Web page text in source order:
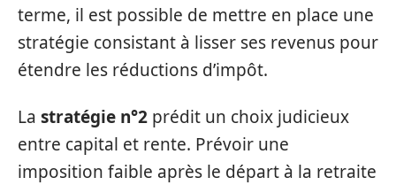
terme, il est possible de mettre en place une
stratégie consistant à lisser ses revenus pour
étendre les réductions d’impôt.
La stratégie n°2 prédit un choix judicieux
entre capital et rente. Prévoir une
imposition faible après le départ à la retraite